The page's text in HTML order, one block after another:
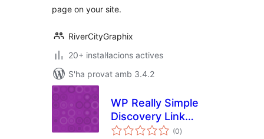
page on your site.
RiverCityGraphix
20+ instal·lacions actives
S'ha provat amb 3.4.2
WP Really Simple
Discovery Link
Remover
(0puntuacions
totals
)